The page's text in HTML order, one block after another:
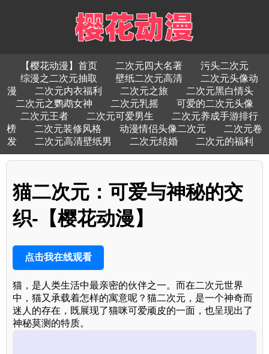
【樱花动漫】首页 二次元四大名著
污头二次元
综漫之二次元抽取
壁纸二次元高清
二次元头像动
漫
二次元内衣福利 二次元之旅
二次元黑白情头
二次元之鹦鹉女神
二次元乳摇
可爱的二次元头像
二次元王者
二次元可爱男生
二次元养成手游排行
榜
二次元装修风格 动漫情侣头像二次元
二次元卷
发
二次元高清壁纸男 二次元结婚 二次元的福利
猫二次元：可爱与神秘的交
织-【樱花动漫】
点击我在线观看
猫，是人类生活中最亲密的伙伴之一。而在二次元世界
中，猫又承载着怎样的寓意呢？猫二次元，是一个神奇而
迷人的存在，既展现了猫咪可爱顽皮的一面，也呈现出了
神秘莫测的特质。